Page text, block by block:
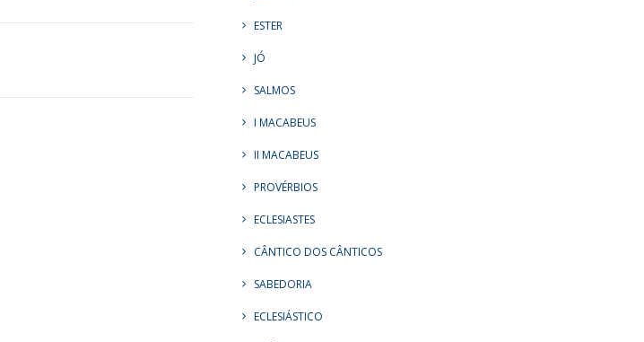
ESTER
JÓ
SALMOS
I MACABEUS
II MACABEUS
PROVÉRBIOS
ECLESIASTES
CÂNTICO DOS CÂNTICOS
SABEDORIA
ECLESIÁSTICO